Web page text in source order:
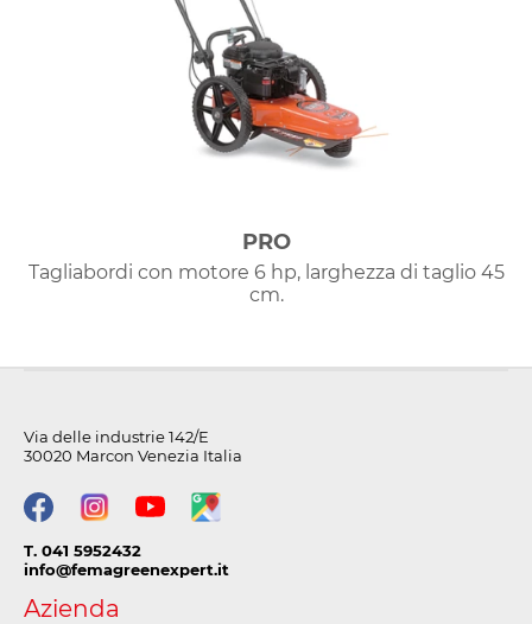
PRO
Tagliabordi con motore 6 hp, larghezza di taglio 45
cm.
Via delle industrie 142/E
30020 Marcon Venezia Italia
T. 041 5952432
info@femagreenexpert.it
Azienda